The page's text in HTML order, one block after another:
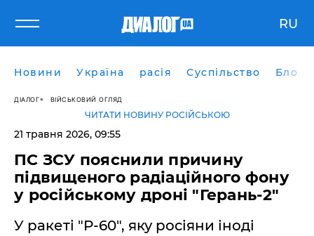
RU
Новини Україна расія Суспільство Блоги
ДІАЛОГ ВІЙСЬКОВИЙ ОГЛЯД
ЧИТАТИ НОВИНУ РОСІЙСЬКОЮ
21 травня 2026, 09:55
ПС ЗСУ пояснили причину
підвищеного радіаційного фону
у російському дроні "Герань-2"
У ракеті "Р-60", яку росіяни іноді